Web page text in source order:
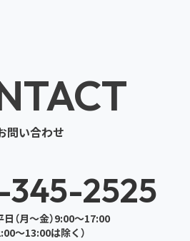
問い合わせ
2525
（月～金）9:00～17:00
～13:00は除く）